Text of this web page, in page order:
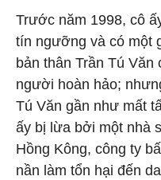
Trước năm 1998, cô
tín ngưỡng và có một
bản thân Trần Tú
người hoàn hảo;
Tú Văn gần như mất
ấy bị lừa bởi một nhà
Hồng Kông, công ty
nần làm tổn hại đến